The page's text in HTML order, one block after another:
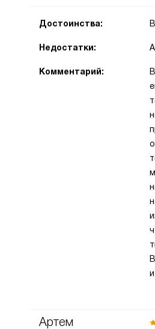
Достоинства:
Недостатки:
Комментарий:
Артем